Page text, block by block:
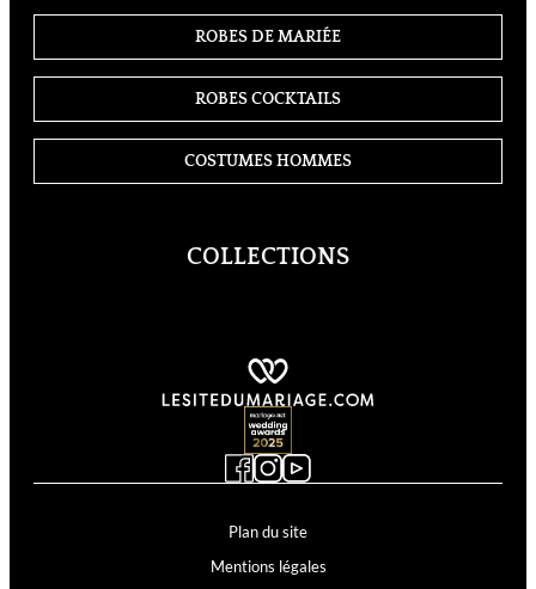
COLLECTIONS
ROBES DE MARIÉE
ROBES COCKTAILS
COSTUMES HOMMES
Plan du site
Mentions légales